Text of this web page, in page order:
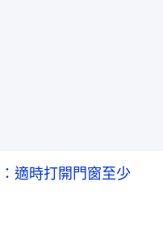
適時打開門窗至少